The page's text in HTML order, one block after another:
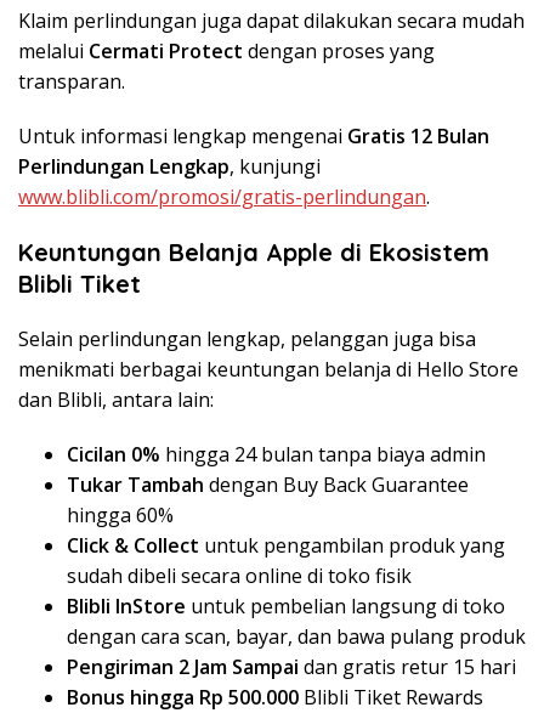
Klaim perlindungan juga dapat dilakukan secara mudah
melalui Cermati Protect dengan proses yang
transparan.
Untuk informasi lengkap mengenai Gratis 12 Bulan
Perlindungan Lengkap, kunjungi
www.blibli.com/promosi/gratis-perlindungan.
Keuntungan Belanja Apple di Ekosistem
Blibli Tiket
Selain perlindungan lengkap, pelanggan juga bisa
menikmati berbagai keuntungan belanja di Hello Store
dan Blibli, antara lain:
Cicilan 0% hingga 24 bulan tanpa biaya admin
Tukar Tambah dengan Buy Back Guarantee
hingga 60%
Click & Collect untuk pengambilan produk yang
sudah dibeli secara online di toko fisik
Blibli InStore untuk pembelian langsung di toko
dengan cara scan, bayar, dan bawa pulang produk
Pengiriman 2 Jam Sampai dan gratis retur 15 hari
Bonus hingga Rp 500.000 Blibli Tiket Rewards